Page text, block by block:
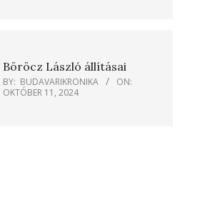
Böröcz László állításai
BY: BUDAVARIKRONIKA
ON:
OKTÓBER 11, 2024